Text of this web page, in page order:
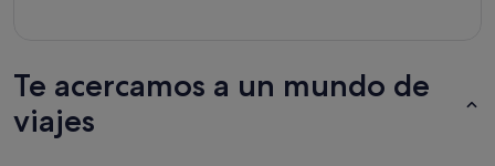
Te acercamos a un mundo de
viajes